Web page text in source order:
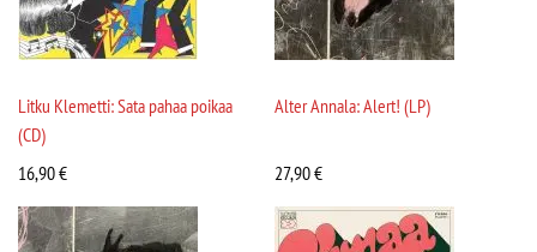
Litku Klemetti: Sata pahaa poikaa
(CD)
16,90€
Alter Annala: Alert! (LP)
27,90€